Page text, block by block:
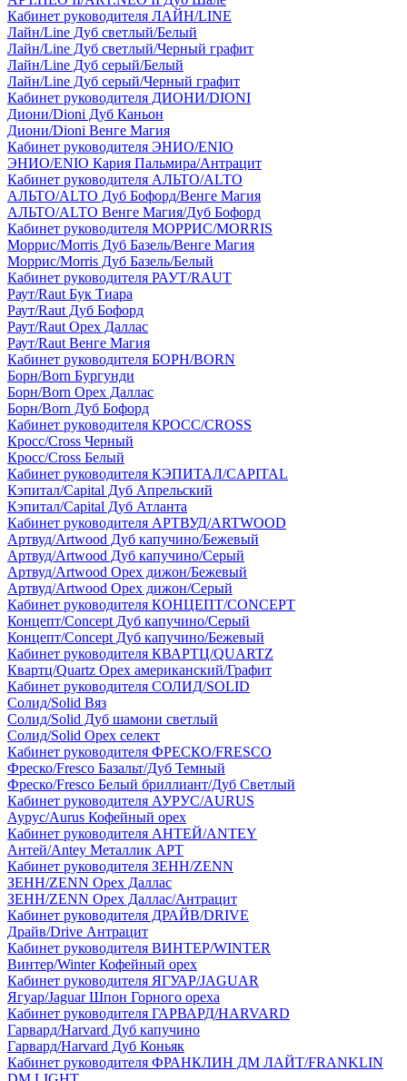
Кабинет руководителя ЛАЙН/LINE
Лайн/Line Дуб светлый/Белый
Лайн/Line Дуб светлый/Черный графит
Лайн/Line Дуб серый/Белый
Лайн/Line Дуб серый/Черный графит
Кабинет руководителя ДИОНИ/DIONI
Диони/Dioni Дуб Каньон
Диони/Dioni Венге Магия
Кабинет руководителя ЭНИО/ENIO
ЭНИО/ENIO Кария Пальмира/Антрацит
Кабинет руководителя АЛЬТО/ALTO
АЛЬТО/ALTO Дуб Бофорд/Венге Магия
АЛЬТО/ALTO Венге Магия/Дуб Бофорд
Кабинет руководителя МОРРИС/MORRIS
Моррис/Morris Дуб Базель/Венге Магия
Моррис/Morris Дуб Базель/Белый
Кабинет руководителя РАУТ/RAUT
Раут/Raut Бук Тиара
Раут/Raut Дуб Бофорд
Раут/Raut Орех Даллас
Раут/Raut Венге Магия
Кабинет руководителя БОРН/BORN
Борн/Born Бургунди
Борн/Born Орех Даллас
Борн/Born Дуб Бофорд
Кабинет руководителя КРОСС/CROSS
Кросс/Cross Черный
Кросс/Cross Белый
Кабинет руководителя КЭПИТАЛ/CAPITAL
Кэпитал/Capital Дуб Апрельский
Кэпитал/Capital Дуб Атланта
Кабинет руководителя АРТВУД/ARTWOOD
Артвуд/Artwood Дуб капучино/Бежевый
Артвуд/Artwood Дуб капучино/Серый
Артвуд/Artwood Орех дижон/Бежевый
Артвуд/Artwood Орех дижон/Серый
Кабинет руководителя КОНЦЕПТ/CONCEPT
Концепт/Concept Дуб капучино/Серый
Концепт/Concept Дуб капучино/Бежевый
Кабинет руководителя КВАРТЦ/QUARTZ
Квартц/Quartz Орех американский/Графит
Кабинет руководителя СОЛИД/SOLID
Солид/Solid Вяз
Солид/Solid Дуб шамони светлый
Солид/Solid Орех селект
Кабинет руководителя ФРЕСКО/FRESCO
Фреско/Fresco Базальт/Дуб Темный
Фреско/Fresco Белый бриллиант/Дуб Светлый
Кабинет руководителя АУРУС/AURUS
Аурус/Aurus Кофейный орех
Кабинет руководителя АНТЕЙ/ANTEY
Антей/Antey Металлик АРТ
Кабинет руководителя ЗЕНН/ZENN
ЗЕНН/ZENN Орех Даллас
ЗЕНН/ZENN Орех Даллас/Антрацит
Кабинет руководителя ДРАЙВ/DRIVE
Драйв/Drive Антрацит
Кабинет руководителя ВИНТЕР/WINTER
Винтер/Winter Кофейный орех
Кабинет руководителя ЯГУАР/JAGUAR
Ягуар/Jaguar Шпон Горного ореха
Кабинет руководителя ГАРВАРД/HARVARD
Гарвард/Harvard Дуб капучино
Гарвард/Harvard Дуб Коньяк
Кабинет руководителя ФРАНКЛИН ДМ ЛАЙТ/FRANKLIN